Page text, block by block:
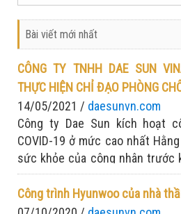
Bài viết mới nhất
CÔNG TY TNHH DAE SUN
THỰC HIỆN CHỈ ĐẠO PHÒNG
14/05/2021 / daesunvn.com
Công ty Dae Sun kích hoạt
COVID-19 ở mức cao nhất
sức khỏe của công nhân trước
cao tinh thần: Chống dịch
trung
Công trình Hyunwoo của nhà